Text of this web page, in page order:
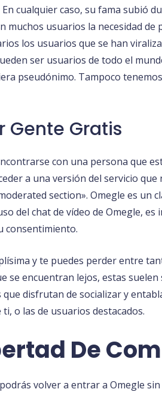
cualquier caso, su fama subió
muchos usuarios la necesidad
los usuarios que se han
ser usuarios de todo el
pseudónimo. Tampoco
Gente Gratis
con una persona que
a una versión del servicio
section». Omegle es
del chat de vídeo de Omegle,
consentimiento.
y te puedes perder entre
se encuentran lejos, estas
disfrutan de socializar y
o las de usuarios destacados.
De
volver a entrar a Omegle